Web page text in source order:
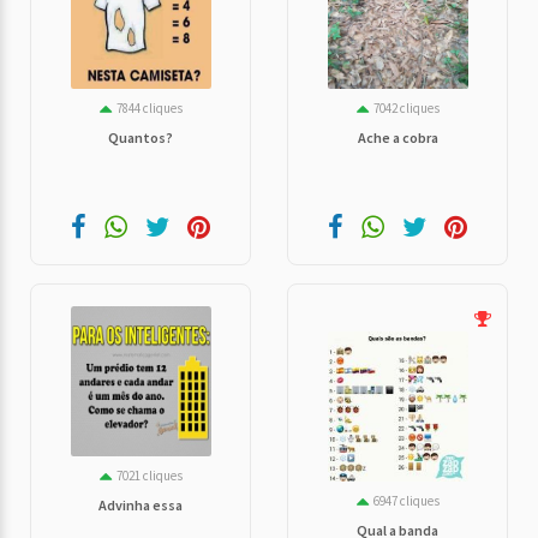
7844 cliques
Quantos?
7042 cliques
Ache a cobra
7021 cliques
Advinha essa 6947 cliques
Qual a banda